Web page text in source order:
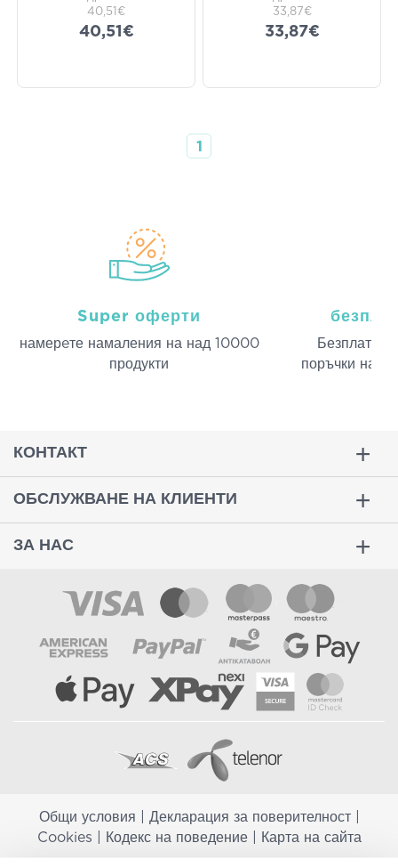
40,51€
40,51€
33,87€
33,87€
1
Super оферти
намерeте намаления на над 10000
продукти
Безплатна
поръчки над
КОНТАКТ
ОБСЛУЖВАНЕ НА КЛИЕНТИ
ЗА НАС
Общи условия Декларация за поверителност|
Cookies
Кодекс на поведение| Карта на сайта